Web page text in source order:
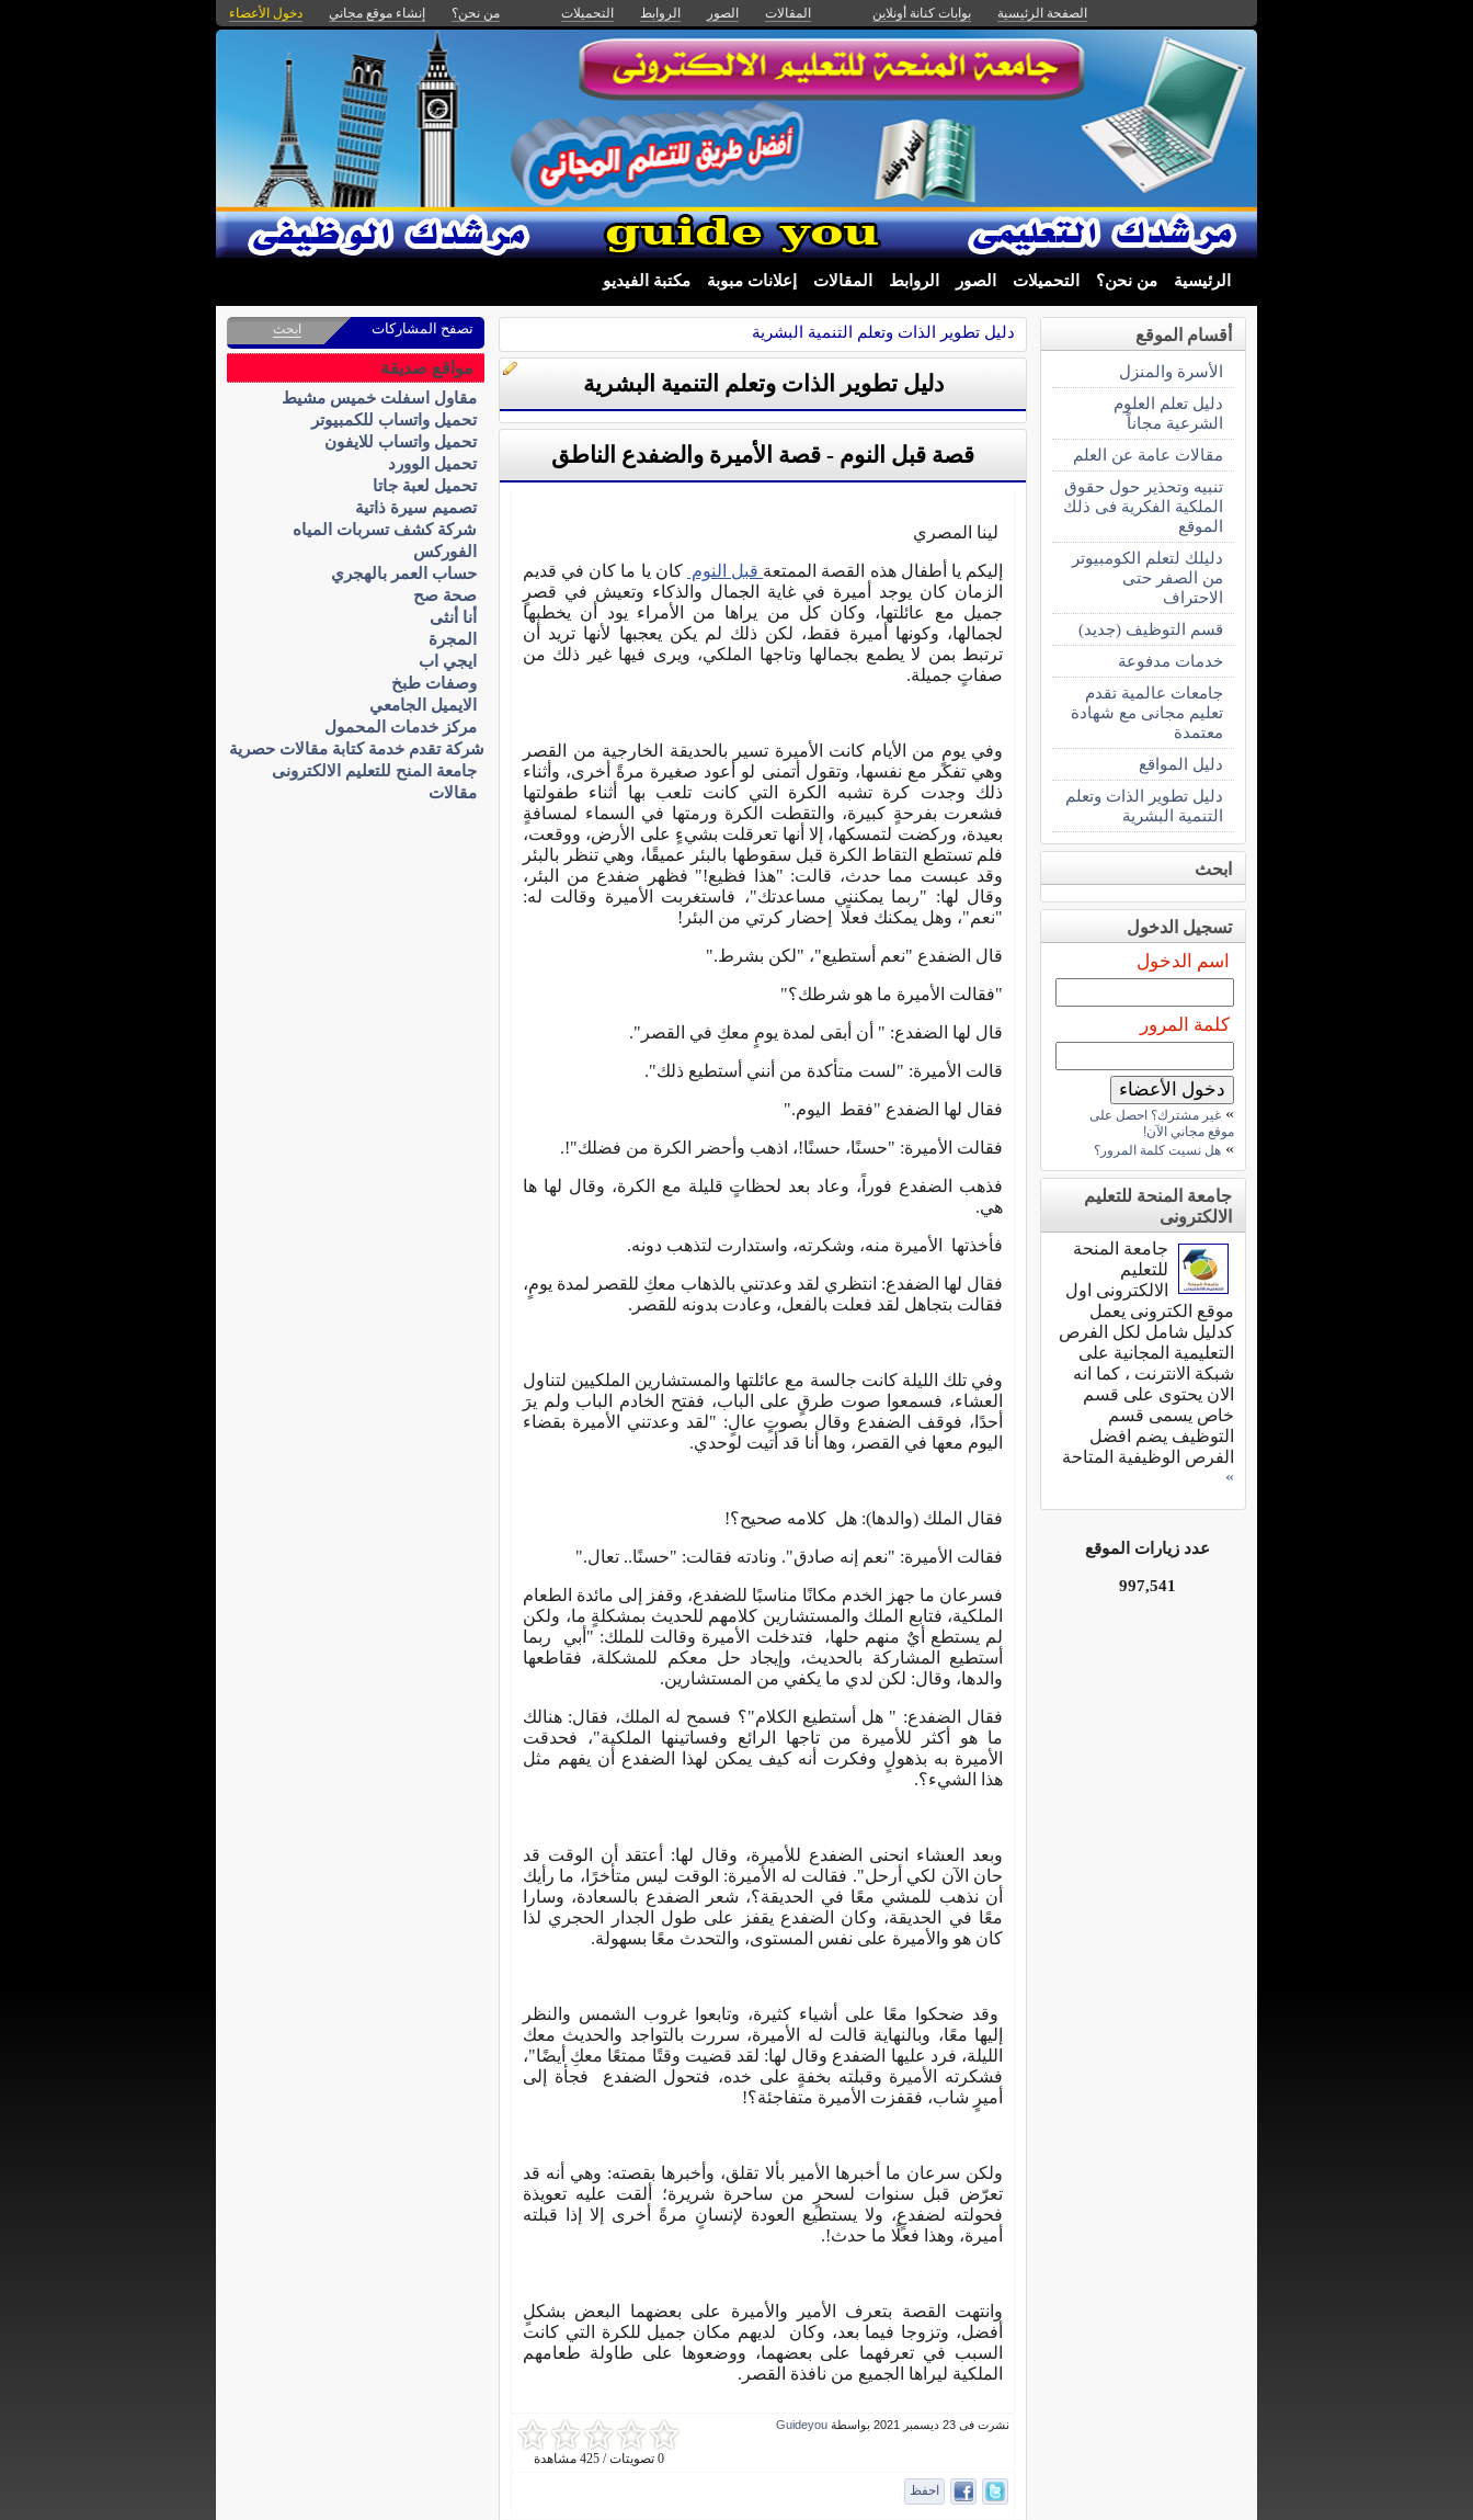
الصفحة الرئيسية بوابات كنانة أونلاين المقالات الصور الروابط التحميلات من نحن؟ إنشاء موقع مجاني دخول الأعضاء
الرئيسية من نحن؟ التحميلات الصور الروابط المقالات إعلانات مبوبة مكتبة الفيديو
دليل تطوير الذات وتعلم التنمية البشرية
دليل تطوير الذات وتعلم التنمية البشرية
قصة قبل النوم - قصة الأميرة والضفدع الناطق
لينا المصري
إليكم يا أطفال هذه القصة الممتعة قبل النوم كان يا ما كان في قديم
الزمان كان يوجد أميرة في غاية الجمال والذكاء وتعيش في قصرٍ
جميل مع عائلتها، وكان كل من يراها من الأمراء يود أن يخطبها
لجمالها، وكونها أميرة فقط، لكن ذلك لم يكن يعجبها لأنها تريد أن
ترتبط بمن لا يطمع بجمالها وتاجها الملكي، ويرى فيها غير ذلك من
صفاتٍ جميلة.
وفي يومٍ من الأيام كانت الأميرة تسير بالحديقة الخارجية من القصر
وهي تفكر مع نفسها، وتقول أتمنى لو أعود صغيرة مرةً أخرى، وأثناء
ذلك وجدت كرة تشبه الكرة التي كانت تلعب بها أثناء طفولتها
فشعرت بفرحةٍ كبيرة، والتقطت الكرة ورمتها في السماء لمسافةٍ
بعيدة، وركضت لتمسكها، إلا أنها تعرقلت بشيءٍ على الأرض، ووقعت،
فلم تستطع التقاط الكرة قبل سقوطها بالبئر عميقًا، وهي تنظر بالبئر
وقد عبست مما حدث، قالت: "هذا فظيع!" فظهر ضفدع من البئر،
وقال لها: "ربما يمكنني مساعدتك"، فاستغربت الأميرة وقالت له:
"نعم"، وهل يمكنك فعلًا إحضار كرتي من البئر!
قال الضفدع "نعم أستطيع"، "لكن بشرط."
"فقالت الأميرة ما هو شرطك؟"
قال لها الضفدع: " أن أبقى لمدة يومٍ معكِ في القصر".
قالت الأميرة: "لست متأكدة من أنني أستطيع ذلك".
فقال لها الضفدع "فقط اليوم."
فقالت الأميرة: "حسنًا، حسنًا!، اذهب وأحضر الكرة من فضلك"!.
فذهب الضفدع فوراً، وعاد بعد لحظاتٍ قليلة مع الكرة، وقال لها ها
هي.
فأخذتها الأميرة منه، وشكرته، واستدارت لتذهب دونه.
فقال لها الضفدع: انتظري لقد وعدتني بالذهاب معكِ للقصر لمدة يومٍ،
فقالت بتجاهل لقد فعلت بالفعل، وعادت بدونه للقصر.
وفي تلك الليلة كانت جالسة مع عائلتها والمستشارين الملكيين لتناول
العشاء، فسمعوا صوت طرقٍ على الباب، ففتح الخادم الباب ولم يرَ
أحدًا، فوقف الضفدع وقال بصوتٍ عالٍ: "لقد وعدتني الأميرة بقضاء
اليوم معها في القصر، وها أنا قد أتيت لوحدي.
فقال الملك (والدها): هل كلامه صحيح؟!
فقالت الأميرة: "نعم إنه صادق". ونادته فقالت: "حسنًا.. تعال."
فسرعان ما جهز الخدم مكانًا مناسبًا للضفدع، وقفز إلى مائدة الطعام
الملكية، فتابع الملك والمستشارين كلامهم للحديث بمشكلةٍ ما، ولكن
لم يستطع أيٌ منهم حلها، فتدخلت الأميرة وقالت للملك: "أبي ربما
أستطيع المشاركة بالحديث، وإيجاد حل معكم للمشكلة، فقاطعها
والدها، وقال: لكن لدي ما يكفي من المستشارين.
فقال الضفدع: " هل أستطيع الكلام"؟ فسمح له الملك، فقال: هنالك
ما هو أكثر للأميرة من تاجها الرائع وفساتينها الملكية"، فحدقت
الأميرة به بذهولٍ وفكرت أنه كيف يمكن لهذا الضفدع أن يفهم مثل
هذا الشيء؟.
وبعد العشاء انحنى الضفدع للأميرة، وقال لها: أعتقد أن الوقت قد
حان الآن لكي أرحل". فقالت له الأميرة: الوقت ليس متأخرًا، ما رأيك
أن نذهب للمشي معًا في الحديقة؟، شعر الضفدع بالسعادة، وسارا
معًا في الحديقة، وكان الضفدع يقفز على طول الجدار الحجري لذا
كان هو والأميرة على نفس المستوى، والتحدث معًا بسهولة.
وقد ضحكوا معًا على أشياء كثيرة، وتابعوا غروب الشمس والنظر
إليها معًا، وبالنهاية قالت له الأميرة، سررت بالتواجد والحديث معك
الليلة، فرد عليها الضفدع وقال لها: لقد قضيت وقتًا ممتعًا معكِ أيضًا"،
فشكرته الأميرة وقبلته بخفةٍ على خده، فتحول الضفدع فجأة إلى
أميرٍ شاب، فقفزت الأميرة متفاجئة؟!
ولكن سرعان ما أخبرها الأمير بألا تقلق، وأخبرها بقصته: وهي أنه قد
تعرّض قبل سنوات لسحرٍ من ساحرة شريرة؛ ألقت عليه تعويذة
فحولته لضفدعٍ، ولا يستطيع العودة لإنسانٍ مرةً أخرى إلا إذا قبلته
أميرة، وهذا فعلًا ما حدث!.
وانتهت القصة بتعرف الأمير والأميرة على بعضهما البعض بشكلٍ
أفضل، وتزوجا فيما بعد، وكان لديهم مكان جميل للكرة التي كانت
السبب في تعرفهما على بعضهما، ووضعوها على طاولة طعامهم
الملكية ليراها الجميع من نافذة القصر.
0 تصويتات / 425 مشاهدة
نشرت فى 23 ديسمبر 2021 بواسطة Guideyou
احفظ
أقسام الموقع
الأسرة والمنزل
دليل تعلم العلوم
الشرعية مجاناً
مقالات عامة عن العلم
تنبيه وتحذير حول حقوق
الملكية الفكرية فى ذلك
الموقع
دليلك لتعلم الكومبيوتر
من الصفر حتى
الاحتراف
قسم التوظيف (جديد)
خدمات مدفوعة
جامعات عالمية تقدم
تعليم مجانى مع شهادة
معتمدة
دليل المواقع
دليل تطوير الذات وتعلم
التنمية البشرية
ابحث
تسجيل الدخول
اسم الدخول
كلمة المرور
» غير مشترك؟ احصل على
موقع مجاني الآن!
» هل نسيت كلمة المرور؟
جامعة المنحة للتعليم
الالكترونى
جامعة المنحة
للتعليم
الالكترونى اول
موقع الكترونى يعمل
كدليل شامل لكل الفرص
التعليمية المجانية على
شبكة الانترنت ، كما انه
الان يحتوى على قسم
خاص يسمى قسم
التوظيف يضم افضل
الفرص الوظيفية المتاحة
»
عدد زيارات الموقع
997,541
تصفح المشاركات ابحث
مواقع صديقة
مقاول اسفلت خميس مشيط
تحميل واتساب للكمبيوتر
تحميل واتساب للايفون
تحميل الوورد
تحميل لعبة جاتا
تصميم سيرة ذاتية
شركة كشف تسربات المياه
الفوركس
حساب العمر بالهجري
صحة صح
أنا أنثى
المجرة
ايجي اب
وصفات طبخ
الايميل الجامعي
مركز خدمات المحمول
شركة تقدم خدمة كتابة مقالات حصرية
جامعة المنح للتعليم الالكترونى
مقالات